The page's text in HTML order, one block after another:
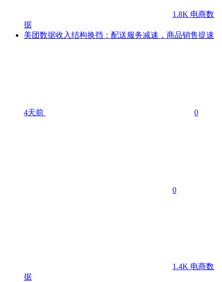
1.8K 电商数
据
美团数据收入结构换挡：配送服务减速，商品销售提速
4天前 0
0
1.4K 电商数
据